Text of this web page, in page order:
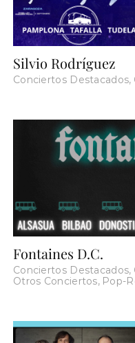
Silvio Rodríguez
Conciertos Destacados,
Fontaines D.C.
Conciertos Destacados,
Otros Conciertos, Pop-